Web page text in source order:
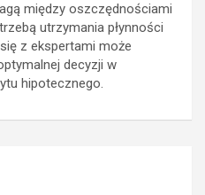
między oszczędnościami
utrzymania płynności
z ekspertami może
decyzji w
hipotecznego.